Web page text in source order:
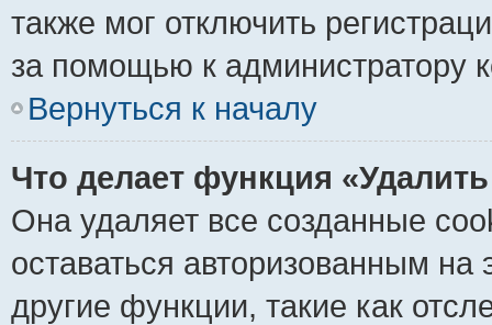
также мог отключить
за помощью к администратору
Вернуться к началу
Что делает функция
Она удаляет все созданные
оставаться авторизованным
другие функции, такие как